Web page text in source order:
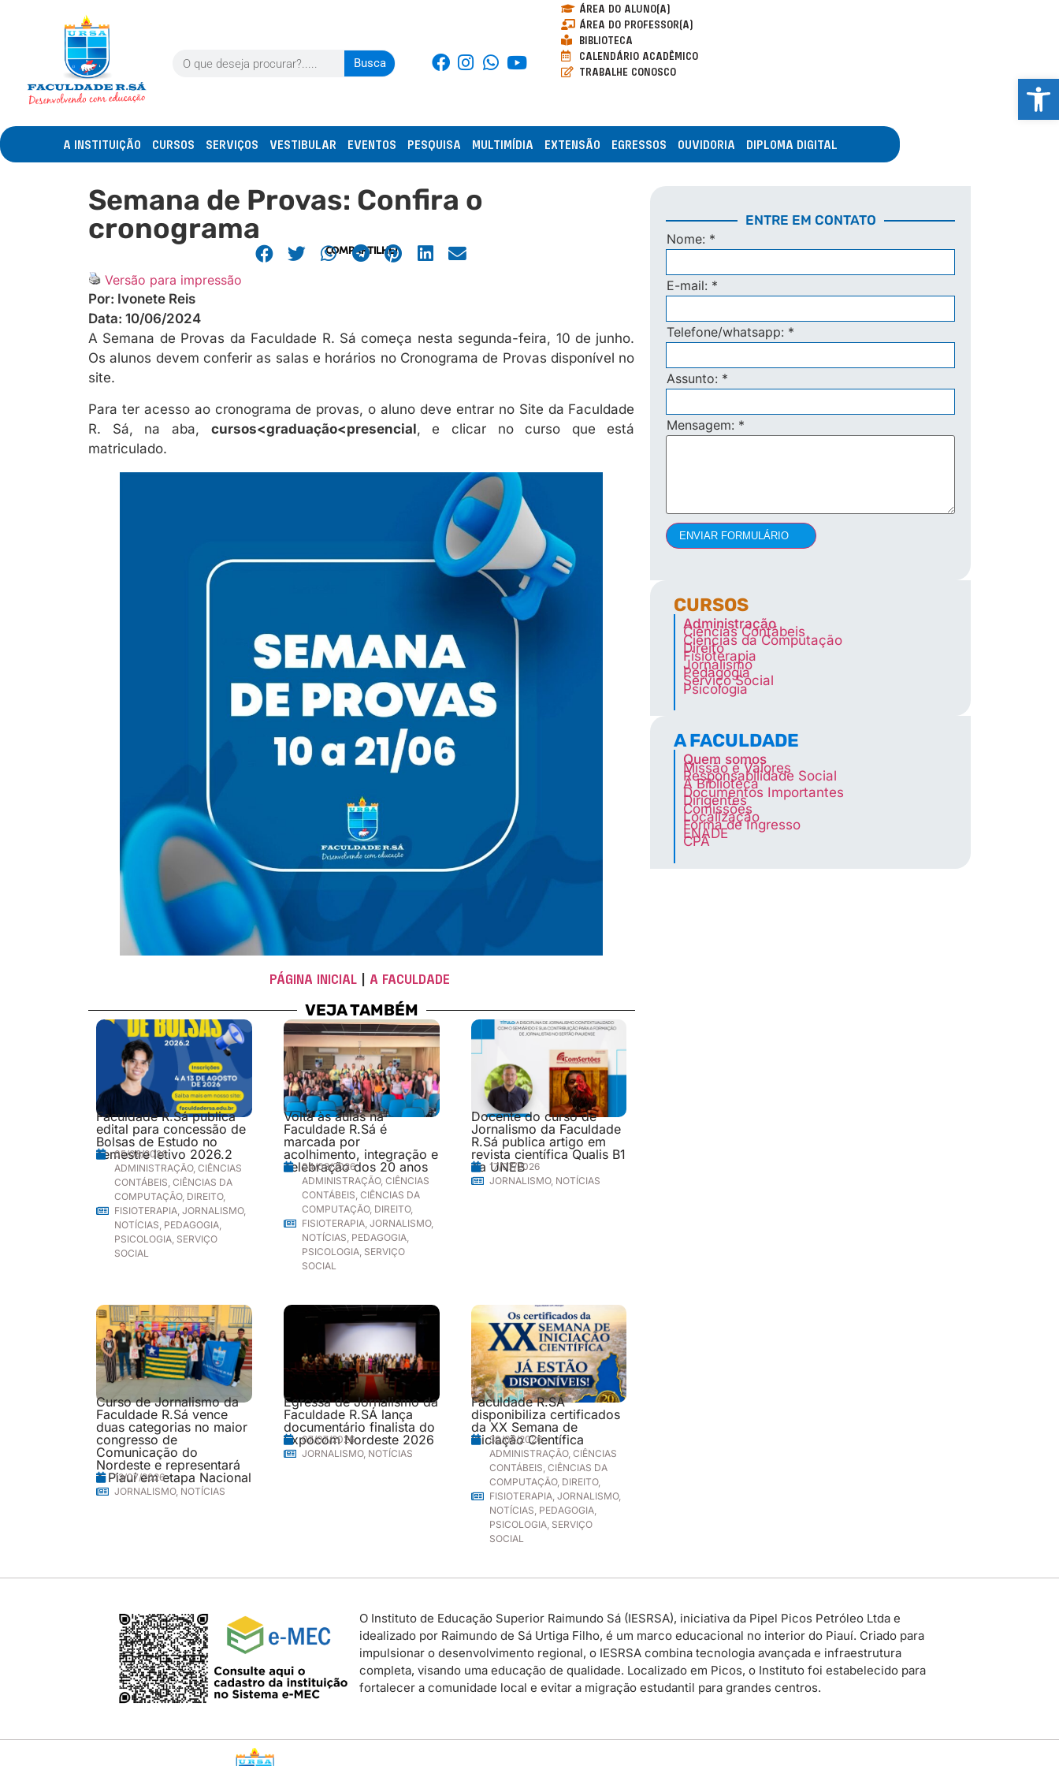
Busca
ÁREA DO ALUNO(A)
ÁREA DO PROFESSOR(A)
BIBLIOTECA
CALENDÁRIO ACADÊMICO
TRABALHE CONOSCO
A INSTITUIÇÃO CURSOS SERVIÇOS VESTIBULAR EVENTOS PESQUISA MULTIMÍDIA EXTENSÃO EGRESSOS OUVIDORIA DIPLOMA DIGITAL
Semana de Provas: Confira o
cronograma
COMPARTILHE!
Versão para impressão
Por: Ivonete Reis
Data: 10/06/2024
A Semana de Provas da Faculdade R. Sá começa nesta segunda-feira, 10 de junho.
Os alunos devem conferir as salas e horários no Cronograma de Provas disponível no
site.
Para ter acesso ao cronograma de provas, o aluno deve entrar no Site da Faculdade
R. Sá, na aba, cursos<graduação<presencial, e clicar no curso que está
matriculado.
PÁGINA INICIAL| A FACULDADE
VEJA TAMBÉM
Faculdade R.Sá publica
edital para concessão de
Bolsas de Estudo no
semestre letivo 2026.2
05/08/2026
ADMINISTRAÇÃO, CIÊNCIAS
CONTÁBEIS CIÊNCIAS DA
COMPUTAÇÃO, DIREITO,
FISIOTERAPIA JORNALISMO,
NOTÍCIAS PEDAGOGIA
PSICOLOGIA SERVIÇO
SOCIAL
Volta às aulas na
Faculdade R.Sá é
marcada por
acolhimento, integração e
celebração dos 20 anos
04/08/2026
ADMINISTRAÇÃO, CIÊNCIAS
CONTÁBEIS CIÊNCIAS DA
COMPUTAÇÃO, DIREITO,
FISIOTERAPIA, JORNALISMO,
NOTÍCIAS PEDAGOGIA,
PSICOLOGIA, SERVIÇO
SOCIAL
Docente do curso de
Jornalismo da Faculdade
R.Sá publica artigo em
revista científica Qualis B1
da UNEB
17/07/2026
JORNALISMO, NOTÍCIAS
Curso de Jornalismo da
Faculdade R.Sá vence
duas categorias no maior
congresso de
Comunicação do
Nordeste e representará
o Piauí em etapa Nacional
13/07/2026
JORNALISMO, NOTÍCIAS
Egressa de Jornalismo da
Faculdade R.SÁ lança
documentário finalista do
Expocom Nordeste 2026
07/07/2026
JORNALISMO, NOTÍCIAS
Faculdade R.SÁ
disponibiliza certificados
da XX Semana de
Iniciação Científica
30/06/2026
ADMINISTRAÇÃO, CIÊNCIAS
CONTÁBEIS CIÊNCIAS DA
COMPUTAÇÃO, DIREITO,
FISIOTERAPIA, JORNALISMO,
NOTÍCIAS PEDAGOGIA,
PSICOLOGIA, SERVIÇO
SOCIAL
ENTRE EM CONTATO
Nome: *
E-mail: *
Telefone/whatsapp: *
Assunto: *
Mensagem: *
ENVIAR FORMULÁRIO
CURSOS
Administração
Ciências Contábeis
Ciências da Computação
Direito
Fisioterapia
Jornalismo
Pedagogia
Serviço Social
Psicologia
A FACULDADE
Quem somos
Missão e Valores
Responsabilidade Social
A Biblioteca
Documentos Importantes
Dirigentes
Comissões
Localização
Forma de Ingresso
ENADE
CPA
O Instituto de Educação Superior Raimundo Sá (IESRSA), iniciativa da Pipel Picos Petróleo Ltda e
idealizado por Raimundo de Sá Urtiga Filho, é um marco educacional no interior do Piauí. Criado para
impulsionar o desenvolvimento regional, o IESRSA combina tecnologia avançada e infraestrutura
completa, visando uma educação de qualidade. Localizado em Picos, o Instituto foi estabelecido para
fortalecer a comunidade local e evitar a migração estudantil para grandes centros.
Abrir